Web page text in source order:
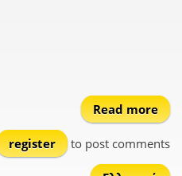
Read more
register to post comments